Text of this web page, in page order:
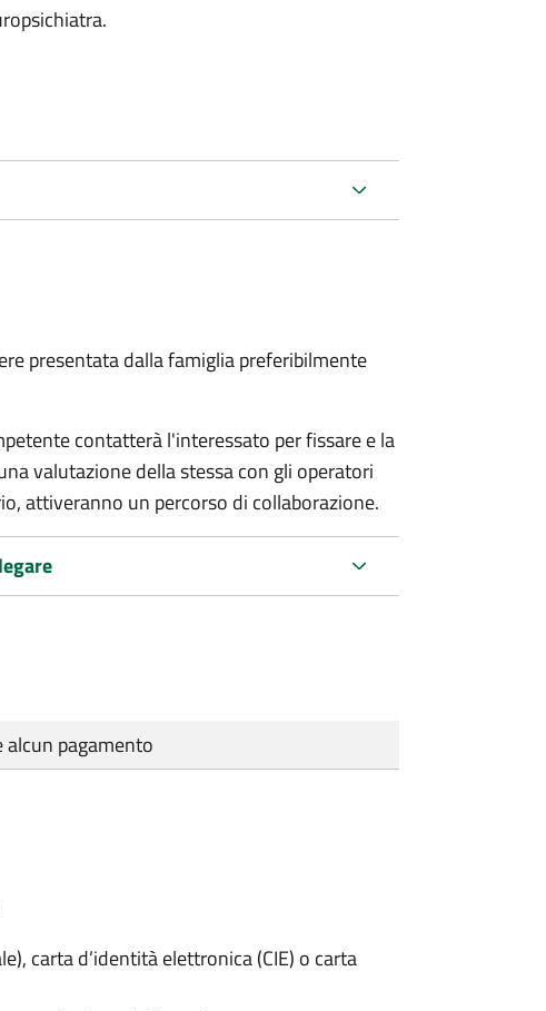
presentata dalla famiglia preferibilmente
contatterà l'interessato per fissare e la
valutazione della stessacon gli operatori
attiveranno un percorso di collaborazione.
alcun pagamento
carta d’identità elettronica (CIE) o carta